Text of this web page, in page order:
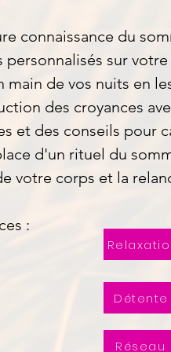
connaissance du
personnalisés sur
main de vos nuits en
des croyances
et des conseils pour
d'un rituel du
votre corps et la
:
Réseau